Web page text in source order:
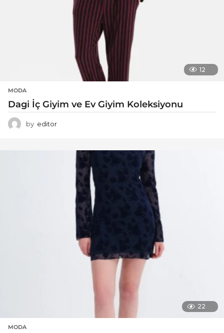
12
MODA
Dagi İç Giyim ve Ev Giyim Koleksiyonu
by editor
22
MODA